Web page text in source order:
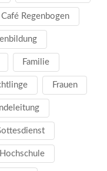
Café Regenbogen
Familie
Frauen
Hochschule